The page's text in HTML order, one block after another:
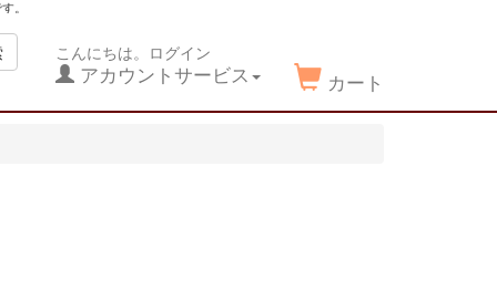
。
こんにちは。ログイン
アカウントサービス カート